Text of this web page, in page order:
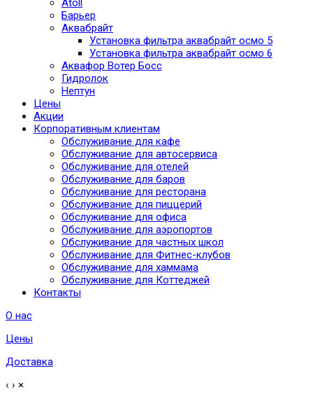
Atoll
Барьер
Аквабрайт
Установка фильтра аквабрайт осмо 5
Установка фильтра аквабрайт осмо 6
Аквафор Вотер Босс
Гидролок
Нептун
Цены
Акции
Корпоративным клиентам
Обслуживание для кафе
Обслуживание для автосервиса
Обслуживание для отелей
Обслуживание для баров
Обслуживание для ресторана
Обслуживание для пиццерий
Обслуживание для офиса
Обслуживание для аэропортов
Обслуживание для частных школ
Обслуживание для Фитнес-клубов
Обслуживание для хаммама
Обслуживание для Коттеджей
Контакты
О нас
Цены
Доставка
‹ › ×